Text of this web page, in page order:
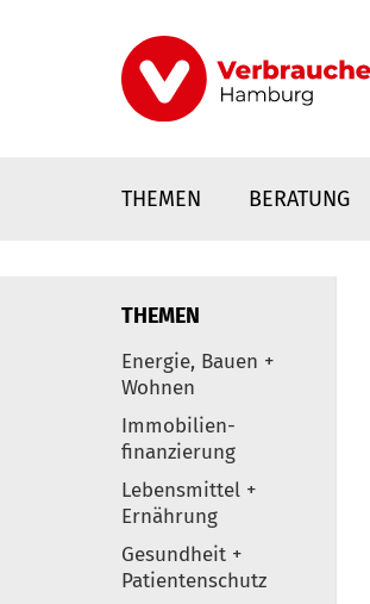
THEMEN BERATUNG
Elemente
THEMEN
Energie, Bauen +
Wohnen
Immobilien-
finanzierung
Lebensmittel +
Ernährung
Gesundheit +
Patientenschutz